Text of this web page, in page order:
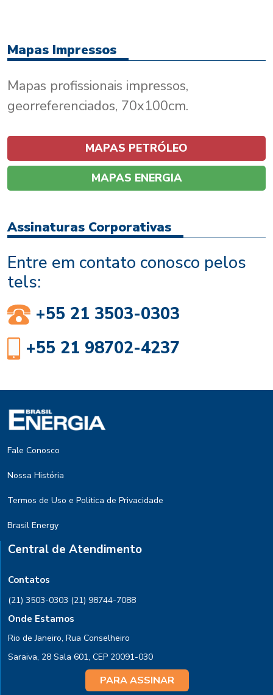
Mapas Impressos
Mapas profissionais impressos,
georreferenciados, 70x100cm.
MAPAS PETRÓLEO
MAPAS ENERGIA
Assinaturas Corporativas
Entre em contato conosco pelos
tels:
+55 21 3503-0303
+55 21 98702-4237
Fale Conosco
Nossa História
Termos de Uso e Politica de Privacidade
Brasil Energy
Central de Atendimento
Contatos
(21) 3503-0303 (21) 98744-7088
Onde Estamos
Rio de Janeiro, Rua Conselheiro
Saraiva, 28 Sala 601, CEP 20091-030
PARA ASSINAR